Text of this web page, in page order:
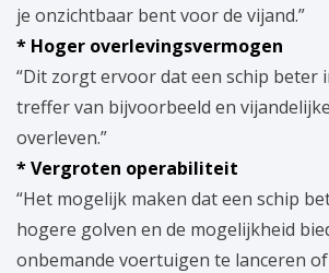
je onzichtbaar bent voor de vijand.”
* Hoger overlevingsvermogen
“Dit zorgt ervoor dat een schip beter
treffer van bijvoorbeeld en
overleven.”
* Vergroten operabiliteit
“Het mogelijk maken dat een schip
hogere golven en de mogelijkheid
onbemande voertuigen te lanceren